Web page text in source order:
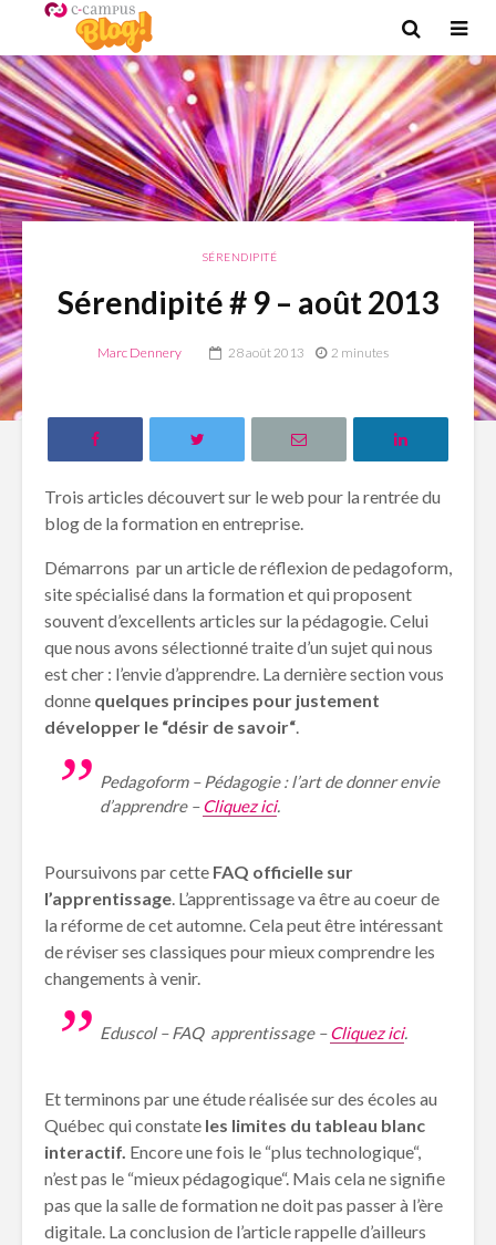
SÉRENDIPITÉ
Sérendipité # 9 – août 2013
Marc Dennery 28 août 2013 2 minutes
Trois articles découvert sur le web pour la rentrée du
blog de la formation en entreprise.
Démarrons par un article de réflexion de pedagoform,
site spécialisé dans la formation et qui proposent
souvent d’excellents articles sur la pédagogie. Celui
que nous avons sélectionné traite d’un sujet qui nous
est cher : l’envie d’apprendre. La dernière section vous
donne quelques principes pour justement
développer le “désir de savoir“.
Pedagoform – Pédagogie : l’art de donner envie
d’apprendre –Cliquez ici.
Poursuivons par cette FAQ officielle sur
l’apprentissage. L’apprentissage va être au coeur de
la réforme de cet automne. Cela peut être intéressant
de réviser ses classiques pour mieux comprendre les
changements à venir.
Eduscol – FAQ apprentissage –Cliquez ici.
Et terminons par une étude réalisée sur des écoles au
Québec qui constate les limites du tableau blanc
interactif. Encore une fois le “plus technologique“,
n’est pas le “mieux pédagogique“. Mais cela ne signifie
pas que la salle de formation ne doit pas passer à l’ère
digitale. La conclusion de l’article rappelle d’ailleurs